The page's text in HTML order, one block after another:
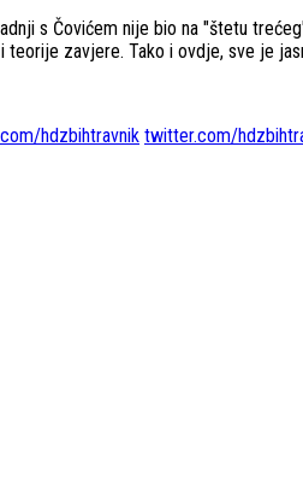
s Čovićem nije bio na "štetu
zavjere. Tako i ovdje, sve je
hdzbihtravnik twitter.com/